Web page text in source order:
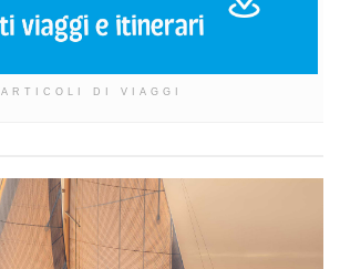
ARTICOLI DI VIAGGI